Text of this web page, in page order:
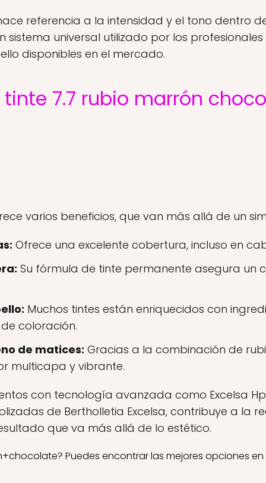
referencia a la intensidad y el tono dentro
sistema universal utilizado por los
disponibles en el mercado.
7.7 rubio marrón
varios beneficios, que van más allá de un
Ofrece una excelente cobertura, incluso en
Su fórmula de tinte permanente asegura un
Muchos tintes están enriquecidos con
coloración.
de matices: Gracias a la combinación de
multicapa y vibrante.
con tecnología avanzada como Excelsa
de Bertholletia Excelsa, contribuye a la
que va más allá de lo estético.
Puedes encontrar las mejores opciones en